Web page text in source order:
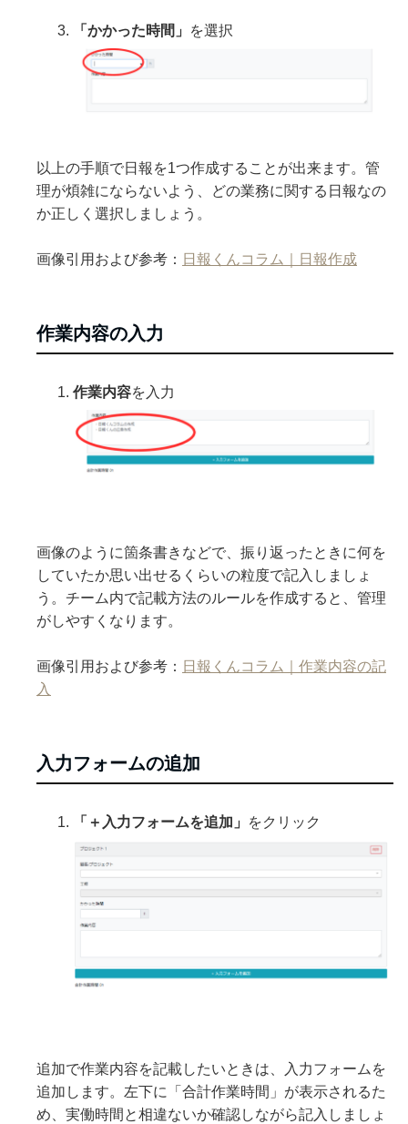
「かかった時間」 を選択
以上の手順で日報を1つ作成することが出来ます。管
理が煩雑にならないよう、どの業務に関する日報なの
か正しく選択しましょう。
画像引用および参考： 日報くんコラム｜日報作成
作業内容の入力
作業内容を入力
画像のように箇条書きなどで、振り返ったときに何を
していたか思い出せるくらいの粒度で記入しましょ
う。チーム内で記載方法のルールを作成すると、管理
がしやすくなります。
画像引用および参考： 日報くんコラム｜作業内容の記
入
入力フォームの追加
「＋入力フォームを追加」 をクリック
追加で作業内容を記載したいときは、入力フォームを
追加します。左下に「合計作業時間」が表示されるた
め、実働時間と相違ないか確認しながら記入しましょ